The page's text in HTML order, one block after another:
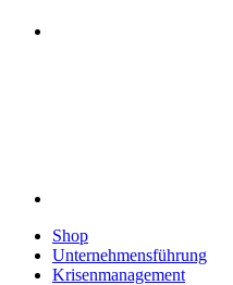
Shop
Unternehmensführung
Krisenmanagement